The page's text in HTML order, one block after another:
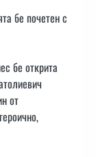
бе почетен с
бе открита
от